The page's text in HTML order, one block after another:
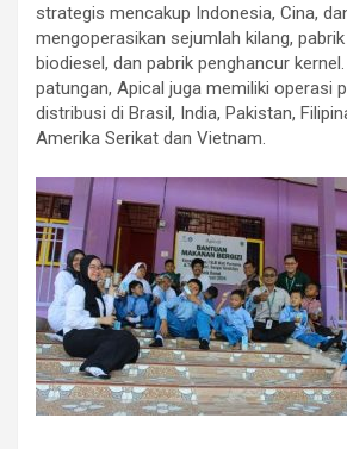
strategis mencakup Indonesia, Cina,
mengoperasikan sejumlah kilang,
biodiesel, dan pabrik penghancur
patungan, Apical juga memiliki operasi
distribusi di Brasil, India, Pakistan,
Amerika Serikat dan Vietnam.